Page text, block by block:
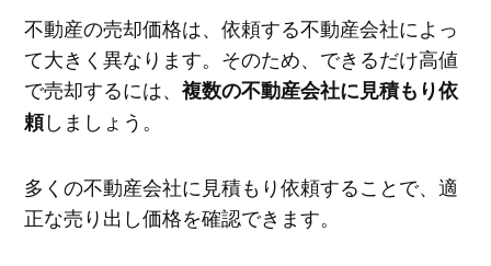
不動産の売却価格は、依頼する不動産会社によっ
て大きく異なります。そのため、できるだけ高値
で売却するには、 複数の不動産会社に見積もり依
頼しましょう。
多くの不動産会社に見積もり依頼することで、適
正な売り出し価格を確認できます。